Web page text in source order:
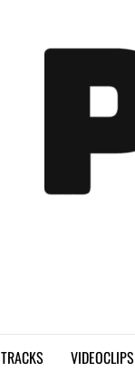
TRACKS VIDEOCLIPS